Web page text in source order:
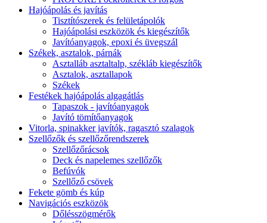
Hajóápolás és javítás
Tisztítószerek és felületápolók
Hajóápolási eszközök és kiegészítők
Javítóanyagok, epoxi és üvegszál
Székek, asztalok, párnák
Asztalláb asztaltalp, székláb kiegészítők
Asztalok, asztallapok
Székek
Festékek hajóápolás algagátlás
Tapaszok - javítóanyagok
Javító tömítőanyagok
Vitorla, spinakker javítók, ragasztó szalagok
Szellőzők és szellőzőrendszerek
Szellőzőrácsok
Deck és napelemes szellőzők
Befúvók
Szellőző csövek
Fekete gömb és kúp
Navigációs eszközök
Dőlésszögmérők